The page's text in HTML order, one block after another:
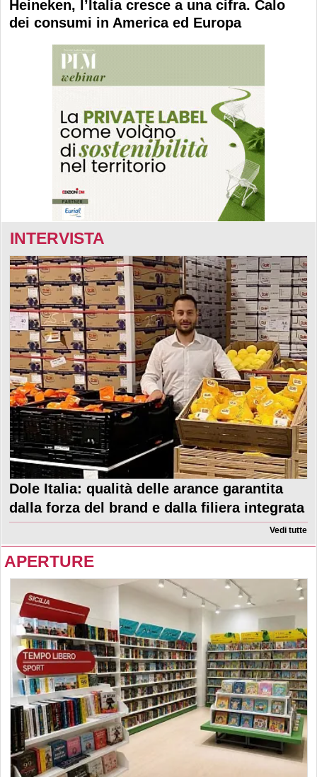
Heineken, l’Italia cresce a una cifra. Calo
dei consumi in America ed Europa
INTERVISTA
Dole Italia: qualità delle arance garantita
dalla forza del brand e dalla filiera integrata
Vedi tutte
APERTURE